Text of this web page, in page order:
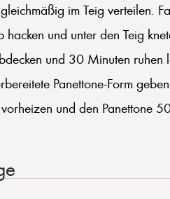
im Teig verteilen.
und unter den Teig
und 30 Minuten ruhen
Panettone-Form
und den Panettone